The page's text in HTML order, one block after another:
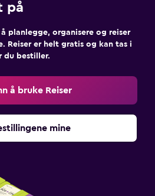
på
planlegge, organisere og reiser
Reiser er helt gratis og kan tas i
du bestiller.
å bruke Reiser
mine